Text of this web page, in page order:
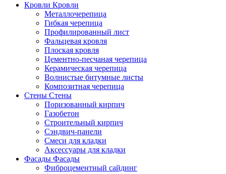
Кровли Кровли
Металлочерепица
Гибкая черепица
Профилированный лист
Фальцевая кровля
Плоская кровля
Цементно-песчаная черепица
Керамическая черепица
Волнистые битумные листы
Композитная черепица
Стены Стены
Поризованный кирпич
Газобетон
Строительный кирпич
Сэндвич-панели
Смеси для кладки
Аксессуары для кладки
Фасады Фасады
Фиброцементный сайдинг